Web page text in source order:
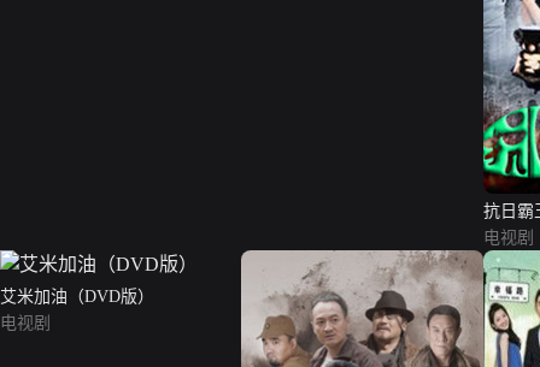
抗日霸
电视剧
艾米加油（DVD版）
电视剧